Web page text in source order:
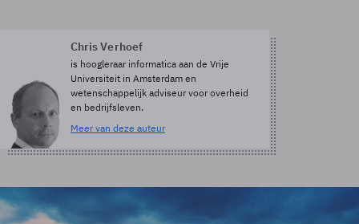
Chris Verhoef
is hoogleraar informatica aan de Vrije
Universiteit in Amsterdam en
wetenschappelijk adviseur voor overheid
en bedrijfsleven.
Meer van deze auteur